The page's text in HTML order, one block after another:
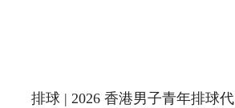
排球 | 2026 香港男子青年排球代